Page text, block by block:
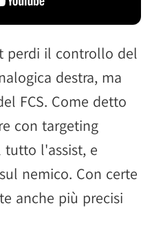
perdi il controllo del
destra, ma
FCS. Come detto
con targeting
tutto l'assist, e
nemico. Con certe
anche più precisi